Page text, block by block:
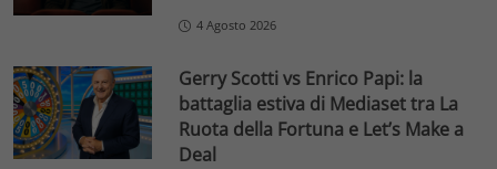
4 Agosto 2026
Gerry Scotti vs Enrico Papi: la
battaglia estiva di Mediaset tra La
Ruota della Fortuna e Let’s Make a
Deal